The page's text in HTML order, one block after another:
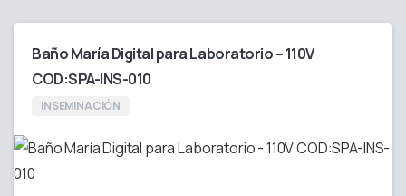
Baño María Digital para Laboratorio – 110V
COD:SPA-INS-010
INSEMINACIÓN